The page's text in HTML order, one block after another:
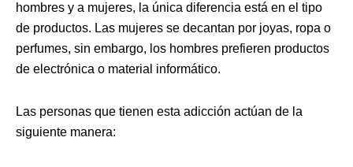
hombres y a mujeres, la única diferencia está en el tipo
de productos. Las mujeres se decantan por joyas, ropa o
perfumes, sin embargo, los hombres prefieren productos
de electrónica o material informático.
Las personas que tienen esta adicción actúan de la
siguiente manera: